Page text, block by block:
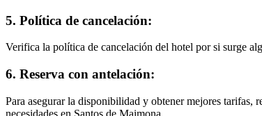
5. Política de cancelación:
Verifica la política de cancelación del hotel por si surge
6. Reserva con antelación:
Para asegurar la disponibilidad y obtener mejores tarifas,
necesidades en Santos de Maimona.